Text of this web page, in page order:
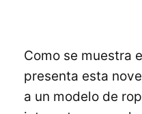
Como se muestra
presenta esta
a un modelo de